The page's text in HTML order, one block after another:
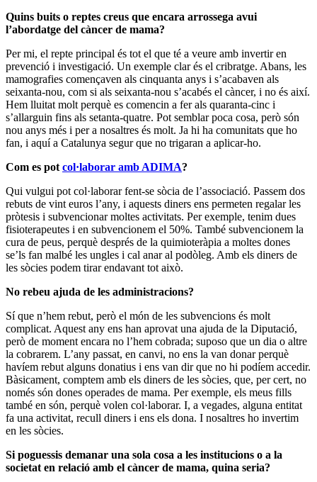
Quins buits o reptes creus que encara arrossega avui
l’abordatge del càncer de mama?
Per mi, el repte principal és tot el que té a veure amb invertir en
prevenció i investigació. Un exemple clar és el cribratge. Abans, les
mamografies començaven als cinquanta anys i s’acabaven als
seixanta-nou, com si als seixanta-nou s’acabés el càncer, i no és així.
Hem lluitat molt perquè es comencin a fer als quaranta-cinc i
s’allarguin fins als setanta-quatre. Pot semblar poca cosa, però són
nou anys més i per a nosaltres és molt. Ja hi ha comunitats que ho
fan, i aquí a Catalunya segur que no trigaran a aplicar-ho.
Com es potcol·laborar amb ADIMA?
Qui vulgui pot col·laborar fent-se sòcia de l’associació. Passem dos
rebuts de vint euros l’any, i aquests diners ens permeten regalar les
pròtesis i subvencionar moltes activitats. Per exemple, tenim dues
fisioterapeutes i en subvencionem el 50%. També subvencionem la
cura de peus, perquè després de la quimioteràpia a moltes dones
se’ls fan malbé les ungles i cal anar al podòleg. Amb els diners de
les sòcies podem tirar endavant tot això.
No rebeu ajuda de les administracions?
Sí que n’hem rebut, però el món de les subvencions és molt
complicat. Aquest any ens han aprovat una ajuda de la Diputació,
però de moment encara no l’hem cobrada; suposo que un dia o altre
la cobrarem. L’any passat, en canvi, no ens la van donar perquè
havíem rebut alguns donatius i ens van dir que no hi podíem accedir.
Bàsicament, comptem amb els diners de les sòcies, que, per cert, no
només són dones operades de mama. Per exemple, els meus fills
també en són, perquè volen col·laborar. I, a vegades, alguna entitat
fa una activitat, recull diners i ens els dona. I nosaltres ho invertim
en les sòcies.
Si poguessis demanar una sola cosa a les institucions o a la
societat en relació amb el càncer de mama, quina seria?